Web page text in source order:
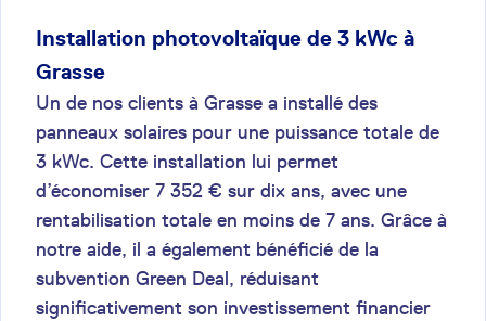
Installation photovoltaïque de 3 kWc à
Grasse
Un de nos clients à Grasse a installé des
panneaux solaires pour une puissance totale de
3 kWc. Cette installation lui permet
d’économiser 7 352 € sur dix ans, avec une
rentabilisation totale en moins de 7 ans. Grâce à
notre aide, il a également bénéficié de la
subvention Green Deal, réduisant
significativement son investissement financier